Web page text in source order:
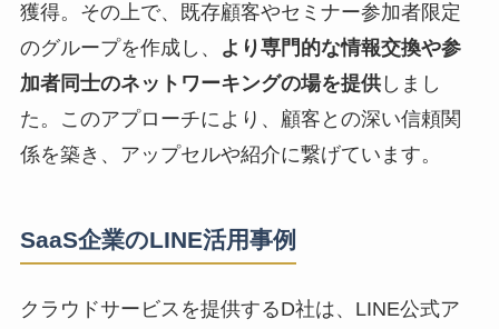
獲得。その上で、既存顧客やセミナー参加者限定
のグループを作成し、
より専門的な情報交換や参
加者同士のネットワーキングの場を提供しまし
た。このアプローチにより、顧客との深い信頼関
係を築き、アップセルや紹介に繋げています。
SaaS企業のLINE活用事例
クラウドサービスを提供するD社は、LINE公式ア